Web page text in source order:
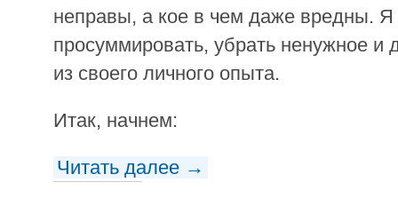
неправы, а кое в чем даже вредны. Я
просуммировать, убрать ненужное и
из своего личного опыта.
Итак, начнем:
Читать далее →